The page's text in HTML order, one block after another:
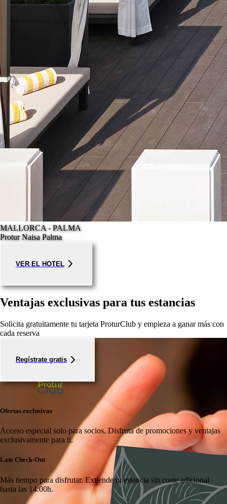
MALLORCA - PALMA
Protur Naisa Palma
VER EL HOTEL
Ventajas exclusivas para tus estancias
Solicita gratuitamente tu tarjeta ProturClub y empieza a ganar más con
cada reserva
Regístrate gratis
Ofertas exclusivas
Acceso especial solo para socios. Disfruta de promociones y ventajas
exclusivamente para ti.
Late Check-Out
Más tiempo para disfrutar. Extiende tu estancia sin coste adicional
hasta las 14:00h.